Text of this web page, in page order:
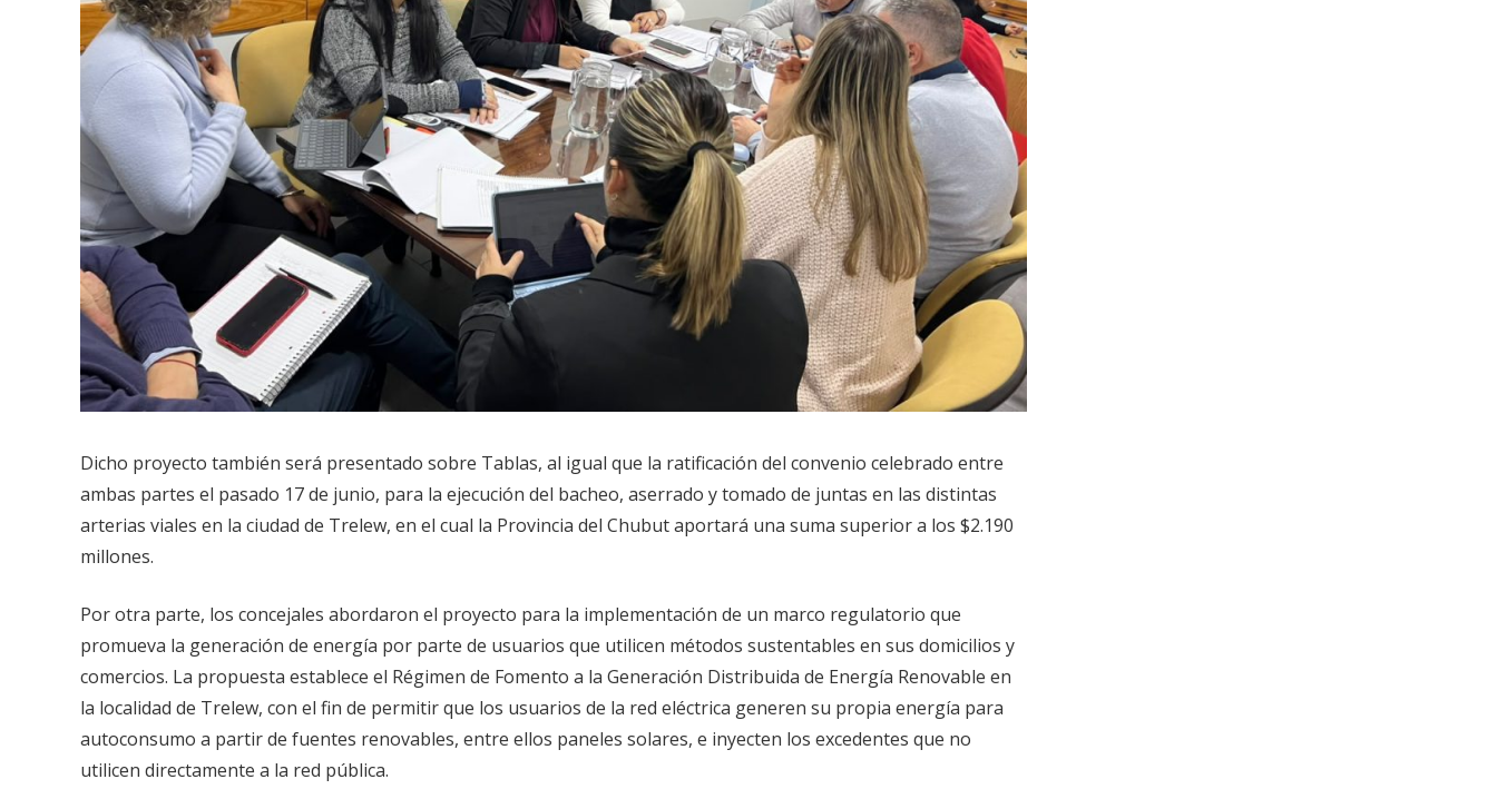
Dicho proyecto también será presentado sobre Tablas, al igual que la ratificación del convenio celebrado entre
ambas partes el pasado 17 de junio, para la ejecución del bacheo, aserrado y tomado de juntas en las distintas
arterias viales en la ciudad de Trelew, en el cual la Provincia del Chubut aportará una suma superior a los $2.190
millones.
Por otra parte, los concejales abordaron el proyecto para la implementación de un marco regulatorio que
promueva la generación de energía por parte de usuarios que utilicen métodos sustentables en sus domicilios y
comercios. La propuesta establece el Régimen de Fomento a la Generación Distribuida de Energía Renovable en
la localidad de Trelew, con el fin de permitir que los usuarios de la red eléctrica generen su propia energía para
autoconsumo a partir de fuentes renovables, entre ellos paneles solares, e inyecten los excedentes que no
utilicen directamente a la red pública.